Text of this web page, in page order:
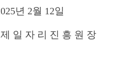
년 2월 12일
일 자 리 진 흥 원 장